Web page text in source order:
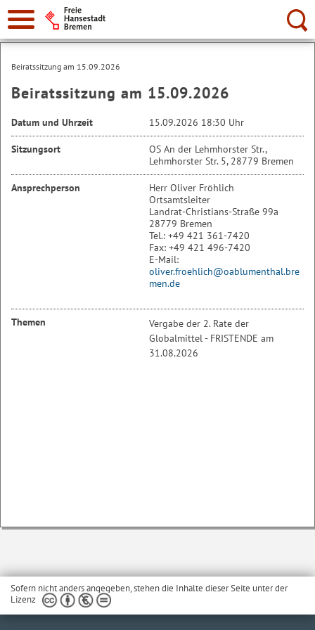
Suche:
Beiratssitzung am 15.09.2026
Beiratssitzung am 15.09.2026
Datum und Uhrzeit 15.09.2026 18:30 Uhr
Sitzungsort
OS An der Lehmhorster Str.,
Lehmhorster Str. 5, 28779 Bremen
Ansprechperson
Herr Oliver Fröhlich
Ortsamtsleiter
Landrat-Christians-Straße 99a
28779 Bremen
Tel.: +49 421 361-7420
Fax: +49 421 496-7420
E-Mail:
oliver.froehlich@oablumenthal.bre
men.de
Themen
Vergabe der 2. Rate der
Globalmittel - FRISTENDE am
31.08.2026
Sofern nicht anders angegeben, stehen die Inhalte dieser Seite unter der
Lizenz